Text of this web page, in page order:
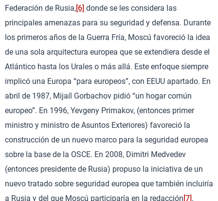
Federación de Rusia,[6] donde se les considera las
principales amenazas para su seguridad y defensa. Durante
los primeros años de la Guerra Fría, Moscú favoreció la idea
de una sola arquitectura europea que se extendiera desde el
Atlántico hasta los Urales o más allá. Este enfoque siempre
implicó una Europa “para europeos”, con EEUU apartado. En
abril de 1987, Mijaíl Gorbachov pidió “un hogar común
europeo”. En 1996, Yevgeny Primakov, (entonces primer
ministro y ministro de Asuntos Exteriores) favoreció la
construcción de un nuevo marco para la seguridad europea
sobre la base de la OSCE. En 2008, Dimitri Medvedev
(entonces presidente de Rusia) propuso la iniciativa de un
nuevo tratado sobre seguridad europea que también incluiría
a Rusia y del que Moscú participaría en la redacción [7].